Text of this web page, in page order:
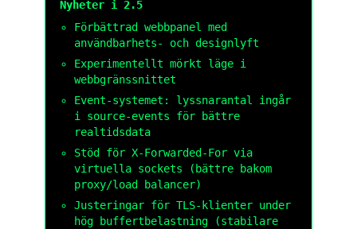
Nyheter i 2.5
Förbättrad webbpanel med
användbarhets- och designlyft
Experimentellt mörkt läge i
webbgränssnittet
Event-systemet: lyssnarantal ingår
i source-events för bättre
realtidsdata
Stöd för X-Forwarded-For via
virtuella sockets (bättre bakom
proxy/load balancer)
Justeringar för TLS-klienter under
hög buffertbelastning (stabilare